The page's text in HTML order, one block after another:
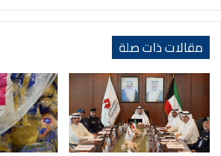
والمفرقعات
الخطرة
مقالات ذات صلة